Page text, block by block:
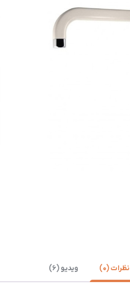
نظرات (0) ویدیو (6)